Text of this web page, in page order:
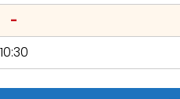
-
10:30